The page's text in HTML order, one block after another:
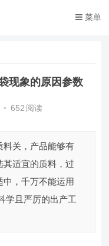
菜单
现象的原因参数
• 652 阅读
料关，产品能够有
其适宜的质料，过
，千万不能运用
学且严厉的出产工